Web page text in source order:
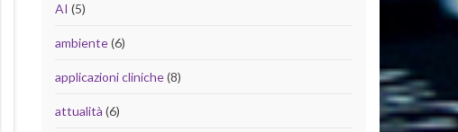
AI (5)
ambiente(6)
applicazioni cliniche(8)
attualità (6)